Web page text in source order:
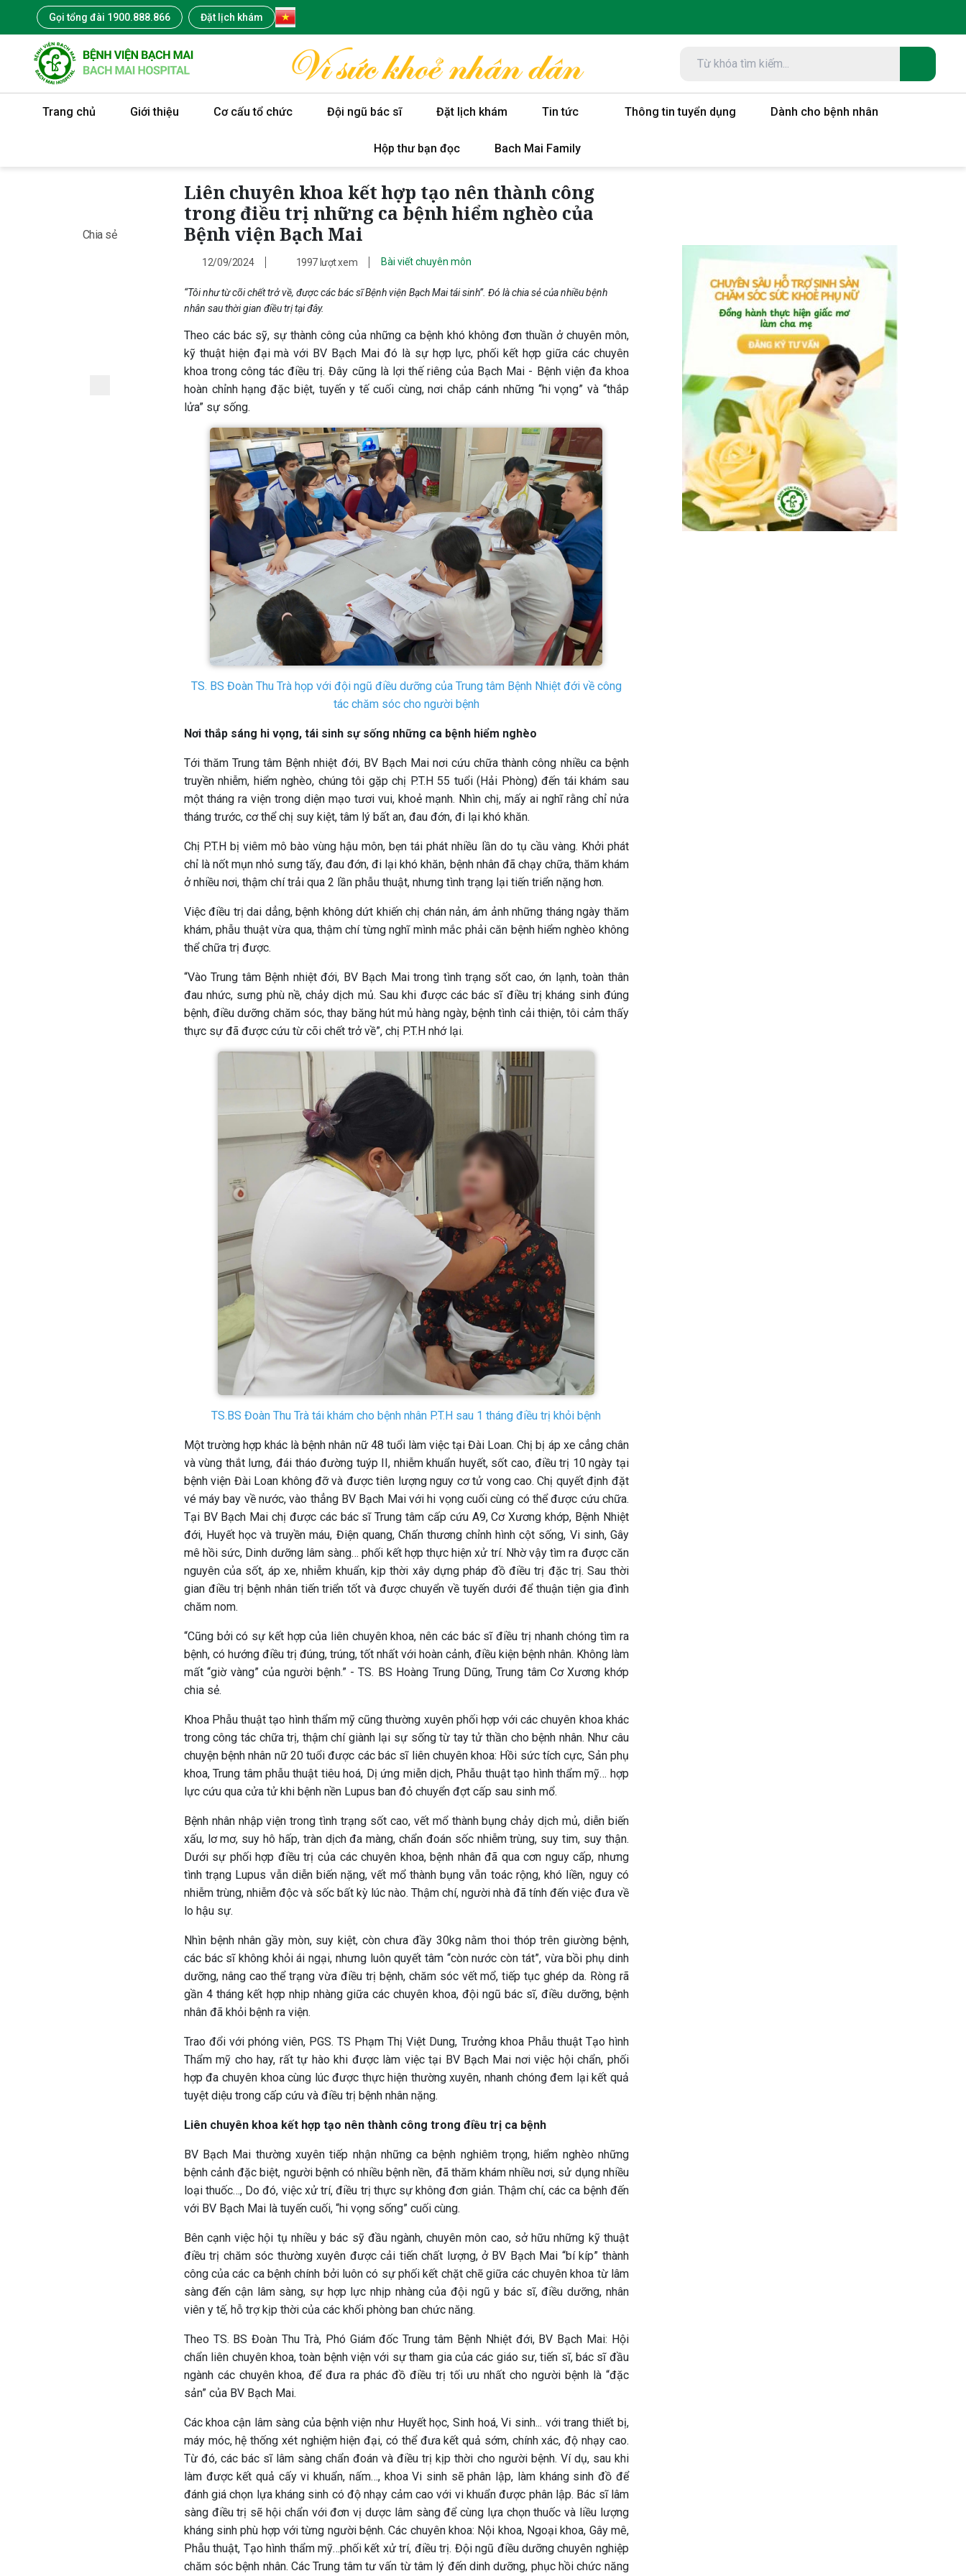
Gọi tổng đài 1900.888.866 Đặt lịch khám
Trang chủ Giới thiệu Cơ cấu tổ chức Đội ngũ bác sĩ Đặt lịch khám Tin tức Thông tin tuyển dụng Dành cho bệnh nhân
Hộp thư bạn đọc Bach Mai Family
Chia sẻ
Liên chuyên khoa kết hợp tạo nên thành công
trong điều trị những ca bệnh hiểm nghèo của
Bệnh viện Bạch Mai
12/09/2024 1997lượt xem Bài viết chuyên môn
“Tôi như từ cõi chết trở về, được các bác sĩ Bệnh viện Bạch Mai tái sinh”. Đó là chia sẻ của nhiều bệnh
nhân sau thời gian điều trị tại đây.
Theo các bác sỹ, sự thành công của những ca bệnh khó không đơn thuần ở chuyên môn,
kỹ thuật hiện đại mà với BV Bạch Mai đó là sự hợp lực, phối kết hợp giữa các chuyên
khoa trong công tác điều trị. Đây cũng là lợi thế riêng của Bạch Mai - Bệnh viện đa khoa
hoàn chỉnh hạng đặc biệt, tuyến y tế cuối cùng, nơi chắp cánh những “hi vọng” và “thắp
lửa” sự sống.
TS. BS Đoàn Thu Trà họp với đội ngũ điều dưỡng của Trung tâm Bệnh Nhiệt đới về công
tác chăm sóc cho người bệnh
Nơi thắp sáng hi vọng, tái sinh sự sống những ca bệnh hiểm nghèo
Tới thăm Trung tâm Bệnh nhiệt đới, BV Bạch Mai nơi cứu chữa thành công nhiều ca bệnh
truyền nhiễm, hiểm nghèo, chúng tôi gặp chị P.T.H 55 tuổi (Hải Phòng) đến tái khám sau
một tháng ra viện trong diện mạo tươi vui, khoẻ mạnh. Nhìn chị, mấy ai nghĩ rằng chỉ nửa
tháng trước, cơ thể chị suy kiệt, tâm lý bất an, đau đớn, đi lại khó khăn.
Chị P.T.H bị viêm mô bào vùng hậu môn, bẹn tái phát nhiều lần do tụ cầu vàng. Khởi phát
chỉ là nốt mụn nhỏ sưng tấy, đau đớn, đi lại khó khăn, bệnh nhân đã chạy chữa, thăm khám
ở nhiều nơi, thậm chí trải qua 2 lần phẫu thuật, nhưng tình trạng lại tiến triển nặng hơn.
Việc điều trị dai dẳng, bệnh không dứt khiến chị chán nản, ám ảnh những tháng ngày thăm
khám, phẫu thuật vừa qua, thậm chí từng nghĩ mình mắc phải căn bệnh hiểm nghèo không
thể chữa trị được.
“Vào Trung tâm Bệnh nhiệt đới, BV Bạch Mai trong tình trạng sốt cao, ớn lạnh, toàn thân
đau nhức, sưng phù nề, chảy dịch mủ. Sau khi được các bác sĩ điều trị kháng sinh đúng
bệnh, điều dưỡng chăm sóc, thay băng hút mủ hàng ngày, bệnh tình cải thiện, tôi cảm thấy
thực sự đã được cứu từ cõi chết trở về”, chị P.T.H nhớ lại.
TS.BS Đoàn Thu Trà tái khám cho bệnh nhân P.T.H sau 1 tháng điều trị khỏi bệnh
Một trường hợp khác là bệnh nhân nữ 48 tuổi làm việc tại Đài Loan. Chị bị áp xe cẳng chân
và vùng thắt lưng, đái tháo đường tuýp II, nhiễm khuẩn huyết, sốt cao, điều trị 10 ngày tại
bệnh viện Đài Loan không đỡ và được tiên lượng nguy cơ tử vong cao. Chị quyết định đặt
vé máy bay về nước, vào thẳng BV Bạch Mai với hi vọng cuối cùng có thể được cứu chữa.
Tại BV Bạch Mai chị được các bác sĩ Trung tâm cấp cứu A9, Cơ Xương khớp, Bệnh Nhiệt
đới, Huyết học và truyền máu, Điện quang, Chấn thương chỉnh hình cột sống, Vi sinh, Gây
mê hồi sức, Dinh dưỡng lâm sàng… phối kết hợp thực hiện xử trí. Nhờ vậy tìm ra được căn
nguyên của sốt, áp xe, nhiễm khuẩn, kịp thời xây dựng pháp đồ điều trị đặc trị. Sau thời
gian điều trị bệnh nhân tiến triển tốt và được chuyển về tuyến dưới để thuận tiện gia đình
chăm nom.
“Cũng bởi có sự kết hợp của liên chuyên khoa, nên các bác sĩ điều trị nhanh chóng tìm ra
bệnh, có hướng điều trị đúng, trúng, tốt nhất với hoàn cảnh, điều kiện bệnh nhân. Không làm
mất “giờ vàng” của người bệnh.” - TS. BS Hoàng Trung Dũng, Trung tâm Cơ Xương khớp
chia sẻ.
Khoa Phẫu thuật tạo hình thẩm mỹ cũng thường xuyên phối hợp với các chuyên khoa khác
trong công tác chữa trị, thậm chí giành lại sự sống từ tay tử thần cho bệnh nhân. Như câu
chuyện bệnh nhân nữ 20 tuổi được các bác sĩ liên chuyên khoa: Hồi sức tích cực, Sản phụ
khoa, Trung tâm phẫu thuật tiêu hoá, Dị ứng miễn dịch, Phẫu thuật tạo hình thẩm mỹ… hợp
lực cứu qua cửa tử khi bệnh nền Lupus ban đỏ chuyển đợt cấp sau sinh mổ.
Bệnh nhân nhập viện trong tình trạng sốt cao, vết mổ thành bụng chảy dịch mủ, diễn biến
xấu, lơ mơ, suy hô hấp, tràn dịch đa màng, chẩn đoán sốc nhiễm trùng, suy tim, suy thận.
Dưới sự phối hợp điều trị của các chuyên khoa, bệnh nhân đã qua cơn nguy cấp, nhưng
tình trạng Lupus vẫn diễn biến nặng, vết mổ thành bụng vẫn toác rộng, khó liền, nguy có
nhiễm trùng, nhiễm độc và sốc bất kỳ lúc nào. Thậm chí, người nhà đã tính đến việc đưa về
lo hậu sự.
Nhìn bệnh nhân gầy mòn, suy kiệt, còn chưa đầy 30kg nằm thoi thóp trên giường bệnh,
các bác sĩ không khỏi ái ngại, nhưng luôn quyết tâm “còn nước còn tát”, vừa bồi phụ dinh
dưỡng, nâng cao thể trạng vừa điều trị bệnh, chăm sóc vết mổ, tiếp tục ghép da. Ròng rã
gần 4 tháng kết hợp nhịp nhàng giữa các chuyên khoa, đội ngũ bác sĩ, điều dưỡng, bệnh
nhân đã khỏi bệnh ra viện.
Trao đổi với phóng viên, PGS. TS Phạm Thị Việt Dung, Trưởng khoa Phẫu thuật Tạo hình
Thẩm mỹ cho hay, rất tự hào khi được làm việc tại BV Bạch Mai nơi việc hội chẩn, phối
hợp đa chuyên khoa cùng lúc được thực hiện thường xuyên, nhanh chóng đem lại kết quả
tuyệt diệu trong cấp cứu và điều trị bệnh nhân nặng.
Liên chuyên khoa kết hợp tạo nên thành công trong điều trị ca bệnh
BV Bạch Mai thường xuyên tiếp nhận những ca bệnh nghiêm trọng, hiểm nghèo những
bệnh cảnh đặc biệt, người bệnh có nhiều bệnh nền, đã thăm khám nhiều nơi, sử dụng nhiều
loại thuốc…, Do đó, việc xử trí, điều trị thực sự không đơn giản. Thậm chí, các ca bệnh đến
với BV Bạch Mai là tuyến cuối, “hi vọng sống” cuối cùng.
Bên cạnh việc hội tụ nhiều y bác sỹ đầu ngành, chuyên môn cao, sở hữu những kỹ thuật
điều trị chăm sóc thường xuyên được cải tiến chất lượng, ở BV Bạch Mai “bí kíp” thành
công của các ca bệnh chính bởi luôn có sự phối kết chặt chẽ giữa các chuyên khoa từ lâm
sàng đến cận lâm sàng, sự hợp lực nhịp nhàng của đội ngũ y bác sĩ, điều dưỡng, nhân
viên y tế, hỗ trợ kịp thời của các khối phòng ban chức năng.
Theo TS. BS Đoàn Thu Trà, Phó Giám đốc Trung tâm Bệnh Nhiệt đới, BV Bạch Mai: Hội
chẩn liên chuyên khoa, toàn bệnh viện với sự tham gia của các giáo sư, tiến sĩ, bác sĩ đầu
ngành các chuyên khoa, để đưa ra phác đồ điều trị tối ưu nhất cho người bệnh là “đặc
sản” của BV Bạch Mai.
Các khoa cận lâm sàng của bệnh viện như Huyết học, Sinh hoá, Vi sinh... với trang thiết bị,
máy móc, hệ thống xét nghiệm hiện đại, có thể đưa kết quả sớm, chính xác, độ nhạy cao.
Từ đó, các bác sĩ lâm sàng chẩn đoán và điều trị kịp thời cho người bệnh. Ví dụ, sau khi
làm được kết quả cấy vi khuẩn, nấm…, khoa Vi sinh sẽ phân lập, làm kháng sinh đồ để
đánh giá chọn lựa kháng sinh có độ nhạy cảm cao với vi khuẩn được phân lập. Bác sĩ lâm
sàng điều trị sẽ hội chẩn với đơn vị dược lâm sàng để cùng lựa chọn thuốc và liều lượng
kháng sinh phù hợp với từng người bệnh. Các chuyên khoa: Nội khoa, Ngoại khoa, Gây mê,
Phẫu thuật, Tạo hình thẩm mỹ…phối kết xử trí, điều trị. Đội ngũ điều dưỡng chuyên nghiệp
chăm sóc bệnh nhân. Các Trung tâm tư vấn từ tâm lý đến dinh dưỡng, phục hồi chức năng